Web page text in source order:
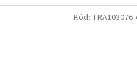
Kód: TRA103076-